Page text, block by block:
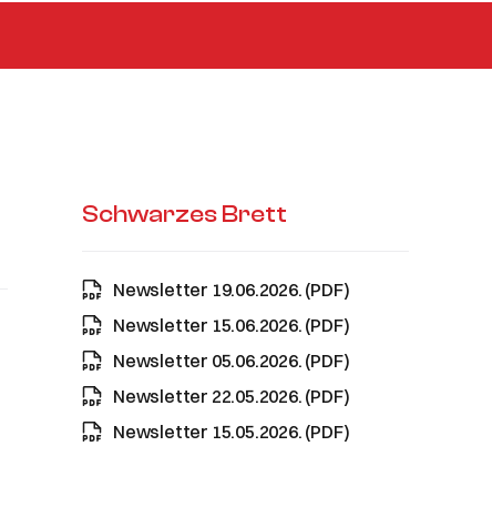
Schwarzes Brett
Newsletter 19.06.2026. (PDF)
Newsletter 15.06.2026. (PDF)
Newsletter 05.06.2026. (PDF)
Newsletter 22.05.2026. (PDF)
Newsletter 15.05.2026. (PDF)